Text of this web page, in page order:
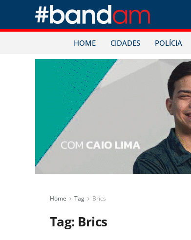
HOME CIDADES POLÍCIA
Home Tag Brics
Tag: Brics